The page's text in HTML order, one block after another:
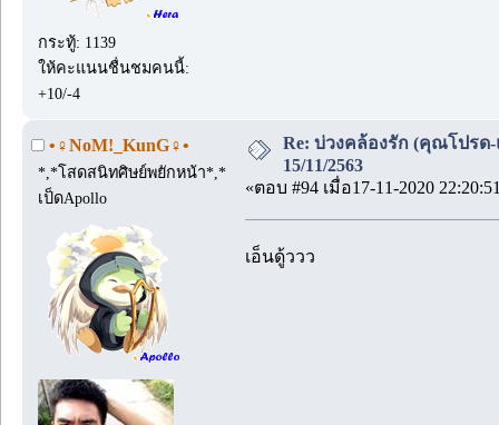
กระทู้: 1139
ให้คะแนนชื่นชมคนนี้:
+10/-4
•♀NoM!_KunG♀•
*,*โสดสนิทศิษย์พยักหน้า*,*
เป็ดApollo
Re: บ่วงคล้องรัก (คุณโปร
15/11/2563
«ตอบ #94 เมื่อ17-11-2020
เอ็นดู้ววว